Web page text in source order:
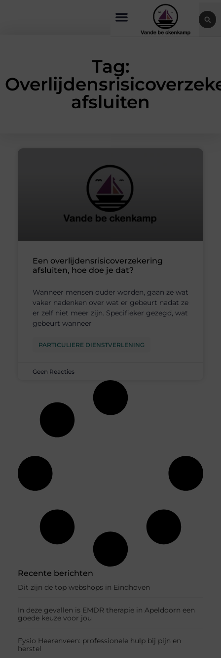
Tag:
afsluiten
Recente berichten
Dit zijn de top webshops in Eindhoven
In deze gevallen is EMDR therapie in Apeldoorn een
goede keuze voor jou
Fysio Heerenveen: professionele hulp bij pijn en
herstel
Een overlijdensrisicoverzekering
afsluiten, hoe doe je dat?
Wanneer mensen ouder worden, gaan ze wat
vaker nadenken over wat er gebeurt nadat ze
er zelf niet meer zijn. Specifieker gezegd, wat
gebeurt wanneer
PARTICULIERE DIENSTVERLENING
Geen Reacties